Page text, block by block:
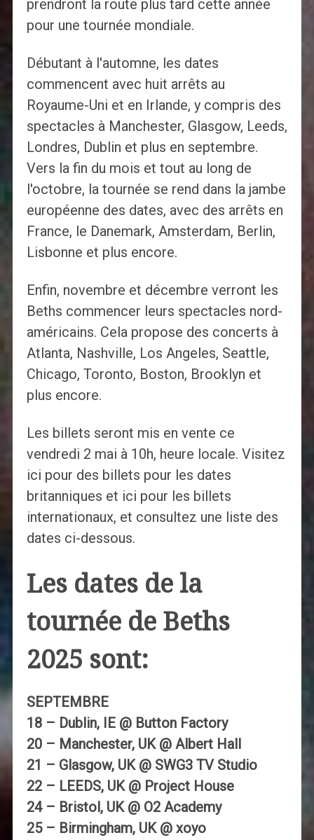
prendront la route plus tard cette année
pour une tournée mondiale.
Débutant à l'automne, les dates
commencent avec huit arrêts au
Royaume-Uni et en Irlande, y compris des
spectacles à Manchester, Glasgow, Leeds,
Londres, Dublin et plus en septembre.
Vers la fin du mois et tout au long de
l'octobre, la tournée se rend dans la jambe
européenne des dates, avec des arrêts en
France, le Danemark, Amsterdam, Berlin,
Lisbonne et plus encore.
Enfin, novembre et décembre verront les
Beths commencer leurs spectacles nord-
américains. Cela propose des concerts à
Atlanta, Nashville, Los Angeles, Seattle,
Chicago, Toronto, Boston, Brooklyn et
plus encore.
Les billets seront mis en vente ce
vendredi 2 mai à 10h, heure locale. Visitez
ici pour des billets pour les dates
britanniques et ici pour les billets
internationaux, et consultez une liste des
dates ci-dessous.
Les dates de la
tournée de Beths
2025 sont:
SEPTEMBRE
18 – Dublin, IE @ Button Factory
20 – Manchester, UK @ Albert Hall
21 – Glasgow, UK @ SWG3 TV Studio
22 – LEEDS, UK @ Project House
24 – Bristol, UK @ O2 Academy
25 – Birmingham, UK @ xoyo